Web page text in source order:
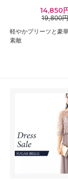
14,850
19,800円
軽やかプリーツと豪
素敵